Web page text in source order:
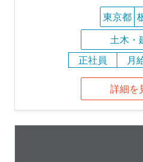
東京都
土木・
正社員
月
詳細を